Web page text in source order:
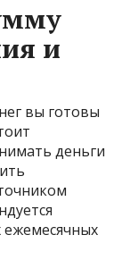
и
вы готовы
деньги
ежемесячных